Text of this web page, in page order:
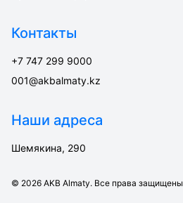
Контакты
+7 747 299 9000
001@akbalmaty.kz
Наши адреса
Шемякина, 290
© 2026 AKB Almaty. Все права защищены